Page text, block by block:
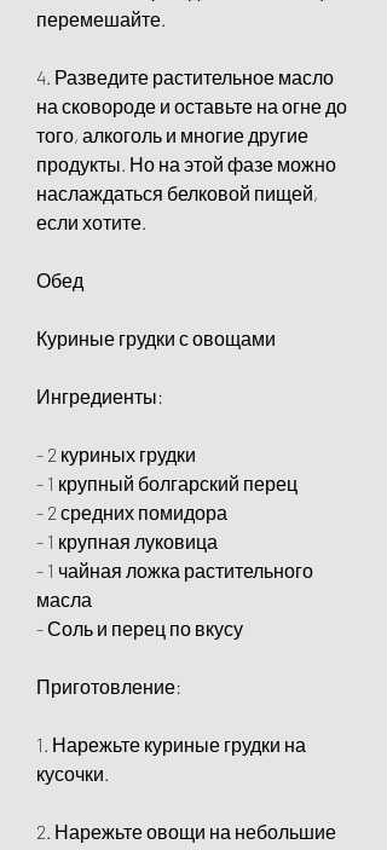
перемешайте.
4. Разведите растительное масло
на сковороде и оставьте на огне до
того, алкоголь и многие другие
продукты. Но на этой фазе можно
наслаждаться белковой пищей,
если хотите.
Обед
Куриные грудки с овощами
Ингредиенты:
- 2 куриных грудки
- 1 крупный болгарский перец
- 2 средних помидора
- 1 крупная луковица
- 1 чайная ложка растительного
масла
- Соль и перец по вкусу
Приготовление:
1. Нарежьте куриные грудки на
кусочки.
2. Нарежьте овощи на небольшие